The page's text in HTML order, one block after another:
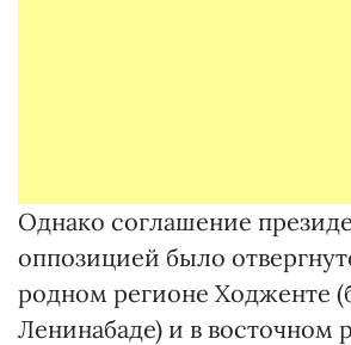
Однако соглашение
оппозицией было
родном регионе Ходженте
Ленинабаде) и в восточном